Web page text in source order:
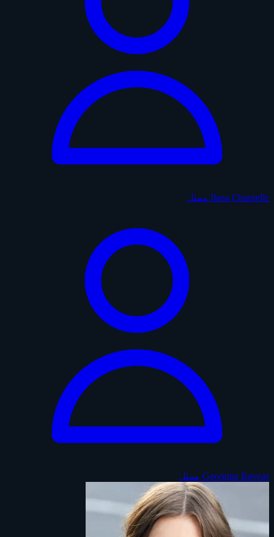
Ilana Charnelle ممثل
Georgina Baveas ممثل